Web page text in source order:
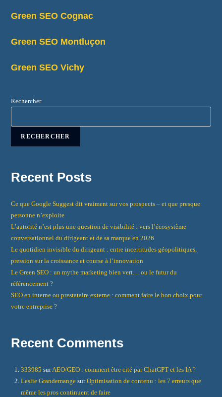
Green SEO Cognac
Green SEO Montluçon
Green SEO Vichy
Rechercher
RECHERCHER
Recent Posts
Ce que Google Suggest dit vraiment sur vos prospects – et que presque
personne n’exploite
L’autorité n’est plus une question de visibilité : vers l’écosystème
conversationnel du dirigeant et de sa marque en 2026
Le quotidien invisible du dirigeant : entre incertitudes géopolitiques,
pression sur la croissance et course à l’innovation
Le Green SEO : un mythe marketing bien vert… ou le futur du
référencement ?
SEO en interne ou prestataire externe : comment faire le bon choix pour
votre entreprise ?
Recent Comments
333985 surAEO/GEO : comment être cité par ChatGPT et les IA ?
Leslie Grandemange surOptimisation de contenu : les 7 erreurs que
même les pros continuent de faire